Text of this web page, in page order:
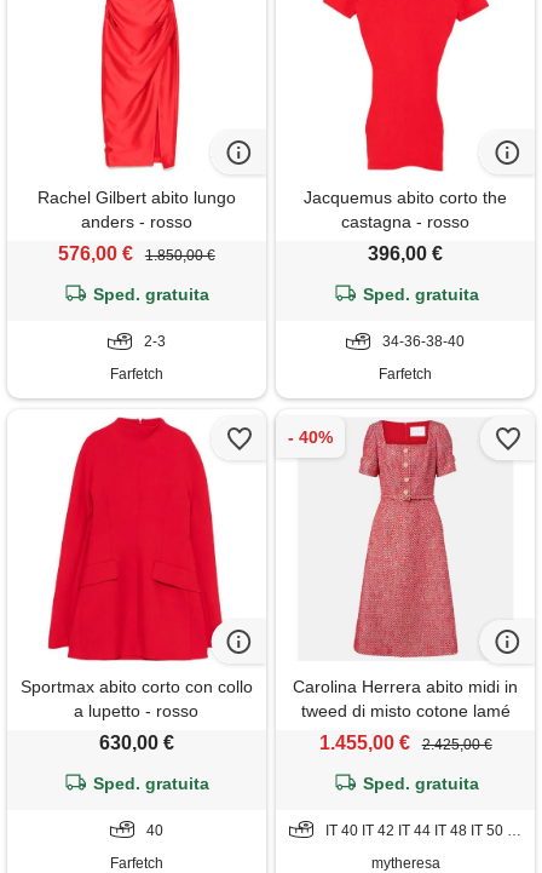
Rachel Gilbert abito lungo
anders - rosso
576,00 € 1.850,00 €
Sped. gratuita
2-3
Farfetch
Jacquemus abito corto the
castagna - rosso
396,00 €
Sped. gratuita
34-36-38-40
Farfetch
Sportmax abito corto con collo
a lupetto - rosso
630,00 €
Sped. gratuita
40
Farfetch
Carolina Herrera abito midi in
tweed di misto cotone lamé
1.455,00 € 2.425,00 €
Sped. gratuita
IT 40 IT 42 IT 44 IT 48 IT 50 IT 52
mytheresa